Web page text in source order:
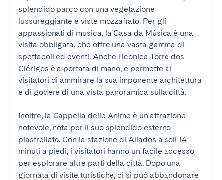
splendido parco con una vegetazione
lussureggiante e viste mozzafiato. Per gli
appassionati di musica, la Casa da Música è una
visita obbligata, che offre una vasta gamma di
spettacoli ed eventi. Anche l'iconica Torre dos
Clérigos è a portata di mano, e permette ai
visitatori di ammirare la sua imponente architettura
e di godere di una vista panoramica sulla città.
Inoltre, la Cappella delle Anime è un'attrazione
notevole, nota per il suo splendido esterno
piastrellato. Con la stazione di Aliados a soli 14
minuti a piedi, i visitatori hanno un facile accesso
per esplorare altre parti della città. Dopo una
giornata di visite turistiche, ci si può abbandonare